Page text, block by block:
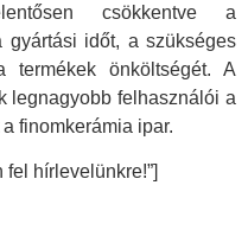
csökkentve a
gyártási időt, a szükséges
termékek önköltségét. A
legnagyobb felhasználói a
finomkerámia ipar.
fel hírlevelünkre!”]